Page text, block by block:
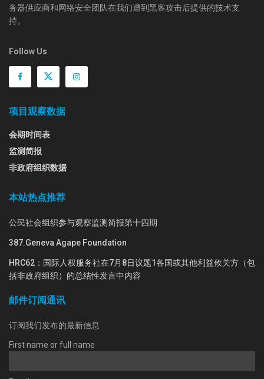
务器供应商和网络安全团队在我们遭到黑客攻击后提供的技术支
持。
Follow Us
项目观察数据
会期时间表
监测简报
非政府组织数据
本站热点推荐
公民社会组织参与观察监测简报第十四期
387.Geneva Agape Foundation
HRC62：国际人权服务社在7月8日议题1各国或其他利益攸关方（包
括非政府组织）的总结性发言中内容
邮件订阅通讯
订阅我们发布的最新信息
First name or full name